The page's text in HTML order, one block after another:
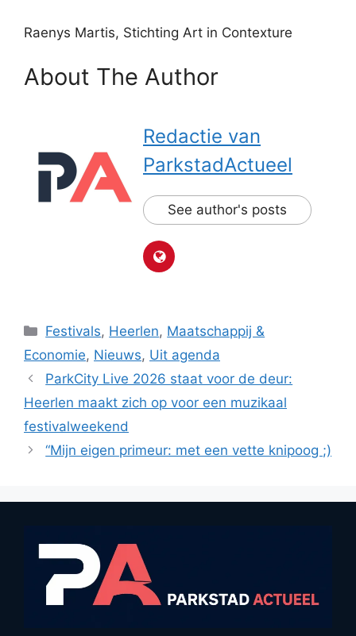
Raenys Martis, Stichting Art in Contexture
About The Author
Redactie van
ParkstadActueel
See author's posts
Categorieën
Festivals, Heerlen, Maatschappij &
Economie, Nieuws, Uit agenda
ParkCity Live 2026 staat voor de deur:
Heerlen maakt zich op voor een muzikaal
festivalweekend
“Mijn eigen primeur: met een vette knipoog ;)